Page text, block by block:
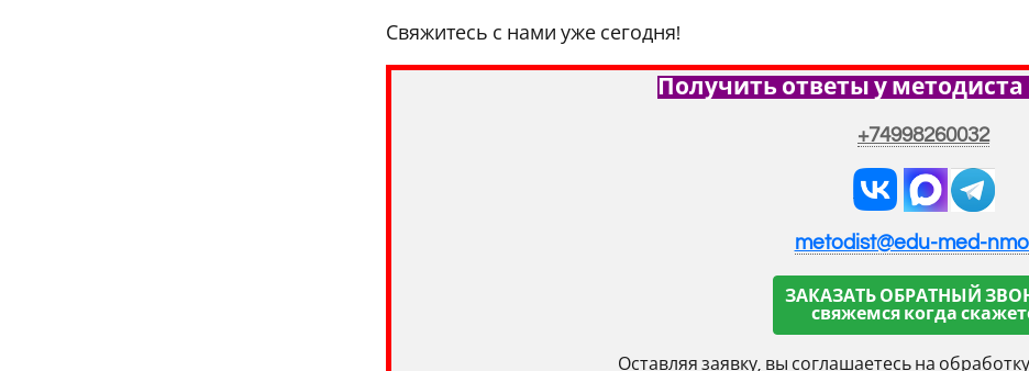
Свяжитесь с нами уже сегодня!
Получить ответы у
+74998260032
metodist@edu-med-
ЗАКАЗАТЬ ОБРАТНЫЙ
свяжемся когда
Оставляя заявку, вы соглашаетесь на